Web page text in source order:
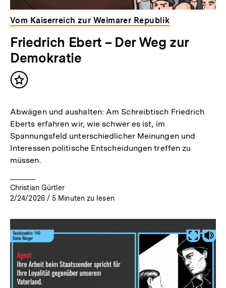
Vom Kaiserreich zur Weimarer Republik
Friedrich Ebert – Der Weg zur
Demokratie
Inhalt
Abwägen und aushalten: Am Schreibtisch Friedrich
Eberts erfahren wir, wie schwer es ist, im
Spannungsfeld unterschiedlicher Meinungen und
Interessen politische Entscheidungen treffen zu
müssen.
Christian Gürtler
2/24/2026 / 5 Minuten zu lesen